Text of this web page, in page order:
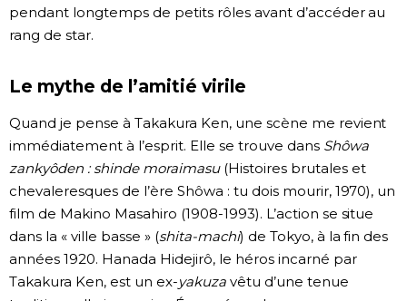
pendant longtemps de petits rôles avant d’accéder au
rang de star.
Le mythe de l’amitié virile
Quand je pense à Takakura Ken, une scène me revient
immédiatement à l’esprit. Elle se trouve dans Shôwa
zankyôden : shinde moraimasu(Histoires brutales et
chevaleresques de l’ère Shôwa : tu dois mourir, 1970), un
film de Makino Masahiro (1908-1993). L’action se situe
dans la « ville basse » (shita-machi) de Tokyo, à la fin des
années 1920. Hanada Hidejirô, le héros incarné par
Takakura Ken, est un ex-yakuzavêtu d’une tenue